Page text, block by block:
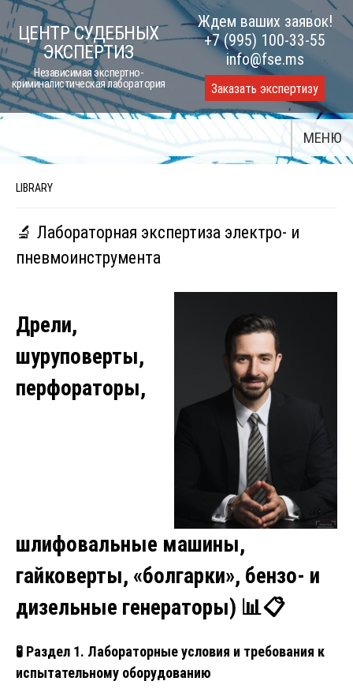
Skip
to
content
ЦЕНТР СУДЕБНЫХ
ЭКСПЕРТИЗ
Независимая экспертно-
криминалистическая лаборатория
Ждем ваших заявок!
+7 (995) 100-33-55
info@fse.ms
Заказать экспертизу
МЕНЮ
LIBRARY
🔬 Лабораторная экспертиза электро- и
пневмоинструмента
Дрели,
шуруповерты,
перфораторы,
шлифовальные машины,
гайковерты, «болгарки», бензо- и
дизельные генераторы) 📊📋
🧪 Раздел 1. Лабораторные условия и требования к
испытательному оборудованию